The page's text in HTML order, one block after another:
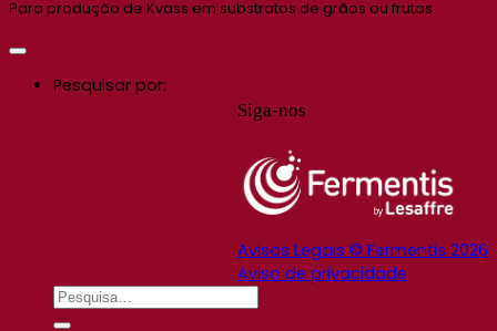
Para produção de Kvass em substratos de grãos ou frutas
Siga-nos
Avisos Legais © Fermentis 2026
Aviso de privacidade
Pesquisar por: